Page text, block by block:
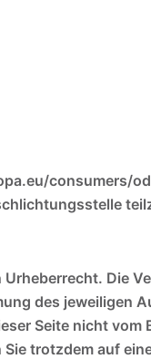
consumers/
Die
des jeweiligen
Seite nicht
trotzdem auf